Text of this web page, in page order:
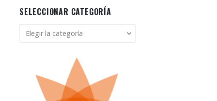
SELECCIONAR CATEGORÍA
Seleccionar
categoría